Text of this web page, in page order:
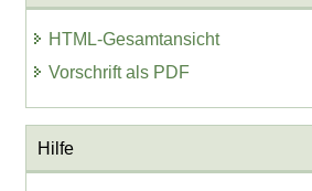
HTML-Gesamtansicht
Vorschrift als PDF
Hilfe